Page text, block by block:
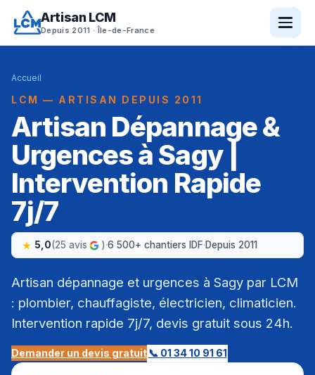
Artisan LCM
Depuis 2011 · Île-de-France
Accueil
LCM — ARTISAN DEPUIS 2011
Artisan Dépannage &
Urgences à Sagy |
Intervention Rapide
7j/7
5,0(25 avis )·6 500+ chantiers IDF·Depuis 2011
Artisan dépannage et urgences à Sagy par LCM
: plombier, chauffagiste, électricien, climaticien.
Intervention rapide 7j/7, devis gratuit sous 24h.
Demander un devis gratuit📞 01 34 10 91 61